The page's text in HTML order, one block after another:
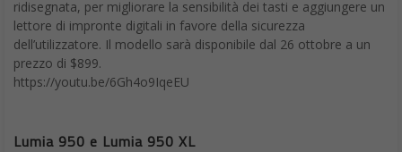
ridisegnata, per migliorare la sensibilità dei tasti e aggiungere un
lettore di impronte digitali in favore della sicurezza
dell’utilizzatore. Il modello sarà disponibile dal 26 ottobre a un
prezzo di $899.
https://youtu.be/6Gh4o9IqeEU
Lumia 950 e Lumia 950 XL